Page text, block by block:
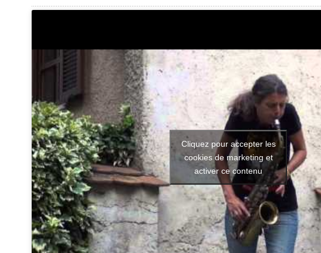
Cliquez pour accepter les
cookies de marketing et
activer ce contenu